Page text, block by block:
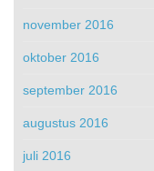
november 2016
oktober 2016
september 2016
augustus 2016
juli 2016